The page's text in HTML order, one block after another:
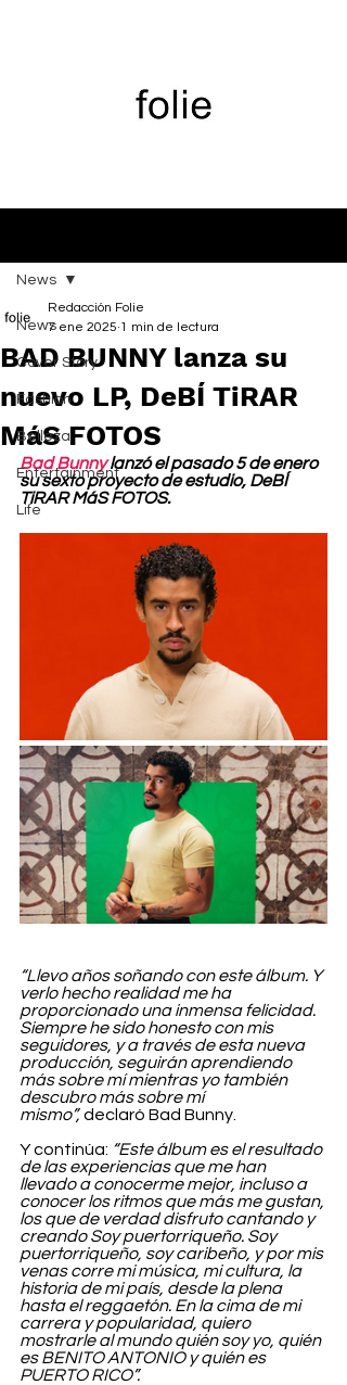
News
Cover Story
Fashion
Belleza
Entertainment
Life
News
BAD BUNNY lanza su
nuevo LP, DeBÍ TiRAR
MáS FOTOS
Redacción Folie
7 ene 2025 1 min de lectura
Bad Bunny lanzó el pasado 5 de enero
su sexto proyecto de estudio, DeBÍ
TiRAR MáS FOTOS.
“Llevo años soñando con este álbum. Y
verlo hecho realidad me ha
proporcionado una inmensa felicidad.
Siempre he sido honesto con mis
seguidores, y a través de esta nueva
producción, seguirán aprendiendo
más sobre mí mientras yo también
descubro más sobre mí
mismo”, declaró Bad Bunny.
Y continúa: “Este álbum es el resultado
de las experiencias que me han
llevado a conocerme mejor, incluso a
conocer los ritmos que más me gustan,
los que de verdad disfruto cantando y
creando Soy puertorriqueño. Soy
puertorriqueño, soy caribeño, y por mis
venas corre mi música, mi cultura, la
historia de mi país, desde la plena
hasta el reggaetón. En la cima de mi
carrera y popularidad, quiero
mostrarle al mundo quién soy yo, quién
es BENITO ANTONIO y quién es
PUERTO RICO”.